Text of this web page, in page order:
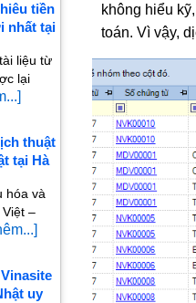
không hiểu
toán. Vì vậy,
tiền
nhất tại
liệu từ
lại
thuật
tại Hà
hóa và
–
uy